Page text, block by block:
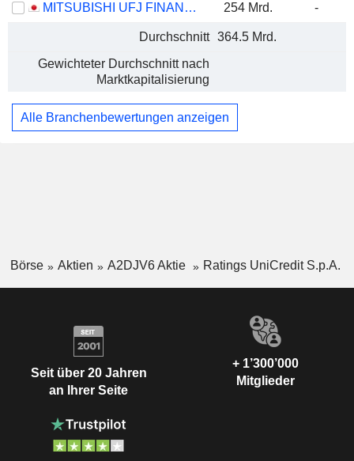
MITSUBISHI UFJ FINANCIAL GROUP, INC.
254 Mrd. -
Durchschnitt 364.5 Mrd.
Gewichteter Durchschnitt nach
Marktkapitalisierung
Alle Branchenbewertungen anzeigen
Börse Aktien A2DJV6 Aktie Ratings UniCredit S.p.A.
Seit über 20 Jahren
an Ihrer Seite
+ 1’300’000
Mitglieder